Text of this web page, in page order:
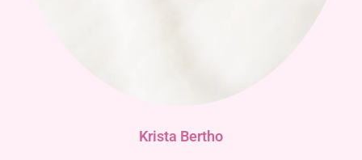
Krista Bertho